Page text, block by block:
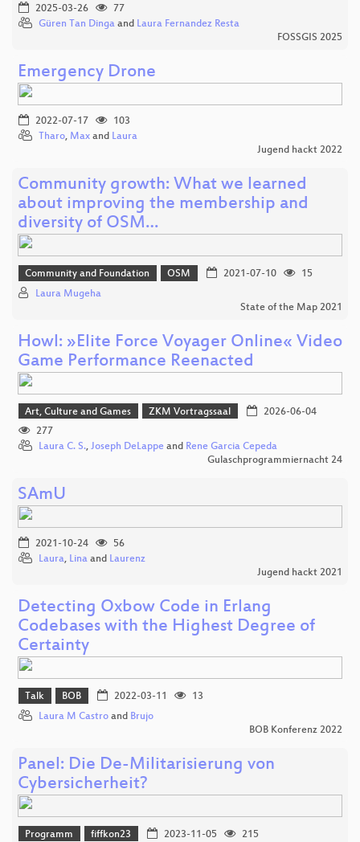
2025-03-26
77
Güren Tan Dinga and Laura Fernandez Resta
FOSSGIS 2025
Emergency Drone
2022-07-17
103
Tharo, Max and Laura
Jugend hackt 2022
Community growth: What we learned
about improving the membership and
diversity of OSM…
Community and Foundation OSM 2021-07-10
15
Laura Mugeha
State of the Map 2021
Howl: »Elite Force Voyager Online« Video
Game Performance Reenacted
Art, Culture and Games ZKM Vortragssaal
2026-06-04
277
Laura C. S., Joseph DeLappe and Rene Garcia Cepeda
Gulaschprogrammiernacht 24
SAmU
2021-10-24
56
Laura, Lina and Laurenz
Jugend hackt 2021
Detecting Oxbow Code in Erlang
Codebases with the Highest Degree of
Certainty
Talk BOB 2022-03-11
13
Laura M Castro and Brujo
BOB Konferenz 2022
Panel: Die De-Militarisierung von
Cybersicherheit?
Programm fiffkon23 2023-11-05
215